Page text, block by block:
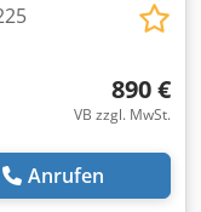
890 €
VB zzgl. MwSt.
Anrufen